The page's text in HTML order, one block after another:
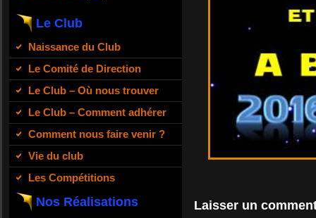
Le Club
Naissance du Club
Le Comité de Direction
Le Club – Où nous trouver
Le Club – Comment adhérer
Comment nous faire venir ?
Vie du club
Les Compétitions
Nos Réalisations Laisser un